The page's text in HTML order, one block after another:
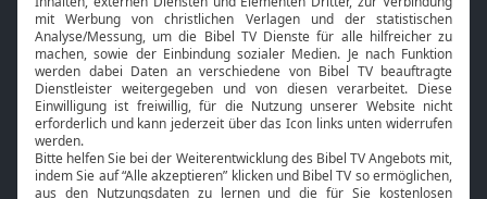
Bibelthek Online-Bibel
Nächster Gottesdienst
Bibel TV
Über uns
Service
Kontakt